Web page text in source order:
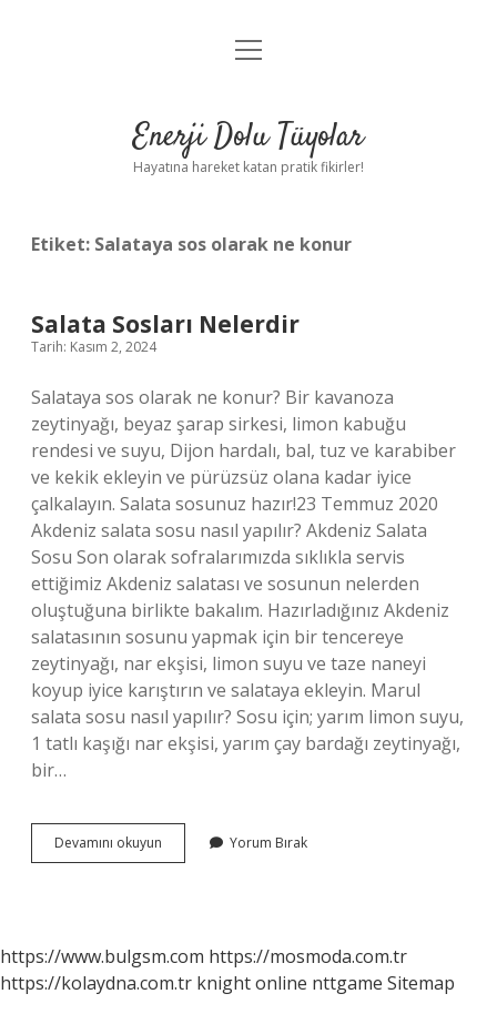
Anasayfa
Yasal Uyarı
menüyü
Enerji Dolu Tüyolar
Hayatına hareket katan pratik fikirler!
Etiket: Salataya sos olarak ne konur
Salata Sosları Nelerdir
Tarih: Kasım 2, 2024
Salataya sos olarak ne konur? Bir kavanoza
zeytinyağı, beyaz şarap sirkesi, limon kabuğu
rendesi ve suyu, Dijon hardalı, bal, tuz ve karabiber
ve kekik ekleyin ve pürüzsüz olana kadar iyice
çalkalayın. Salata sosunuz hazır!23 Temmuz 2020
Akdeniz salata sosu nasıl yapılır? Akdeniz Salata
Sosu Son olarak sofralarımızda sıklıkla servis
ettiğimiz Akdeniz salatası ve sosunun nelerden
oluştuğuna birlikte bakalım. Hazırladığınız Akdeniz
salatasının sosunu yapmak için bir tencereye
zeytinyağı, nar ekşisi, limon suyu ve taze naneyi
koyup iyice karıştırın ve salataya ekleyin. Marul
salata sosu nasıl yapılır? Sosu için; yarım limon suyu,
1 tatlı kaşığı nar ekşisi, yarım çay bardağı zeytinyağı,
bir…
Devamını okuyun
Sosları
Yorum Bırak
https://www.bulgsm.com https://mosmoda.com.tr
https://kolaydna.com.tr knight online nttgame Sitemap